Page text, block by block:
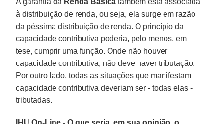
à distribuição de renda, ou seja, ela surge em razão
da péssima distribuição de renda. O princípio da
capacidade contributiva poderia, pelo menos, em
tese, cumprir uma função. Onde não houver
capacidade contributiva, não deve haver tributação.
Por outro lado, todas as situações que manifestam
capacidade contributiva deveriam ser - todas elas -
tributadas.
IHU On-Line - O que seria, em sua opinião, o